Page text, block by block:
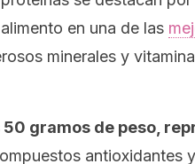
en una de las
minerales y
gramos de peso,
antioxidantes